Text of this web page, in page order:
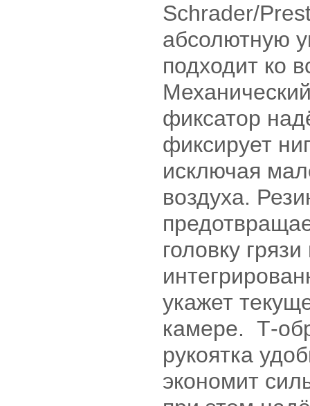
Schrader/
абсолютную
подходит ко
фиксатор
фиксирует
исключая
воздуха.
головку
укажет
камере. Т-
рукоятка
экономит